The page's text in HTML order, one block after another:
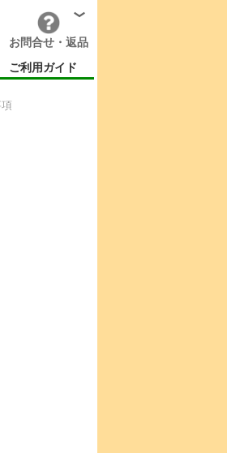
お問合せ・返品
ご利用ガイド